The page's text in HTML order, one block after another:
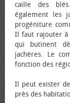
caille des
également les
progéniture
Il faut rajouter à
qui butinent
jachères. Le
fonction des
Il peut exister
près des